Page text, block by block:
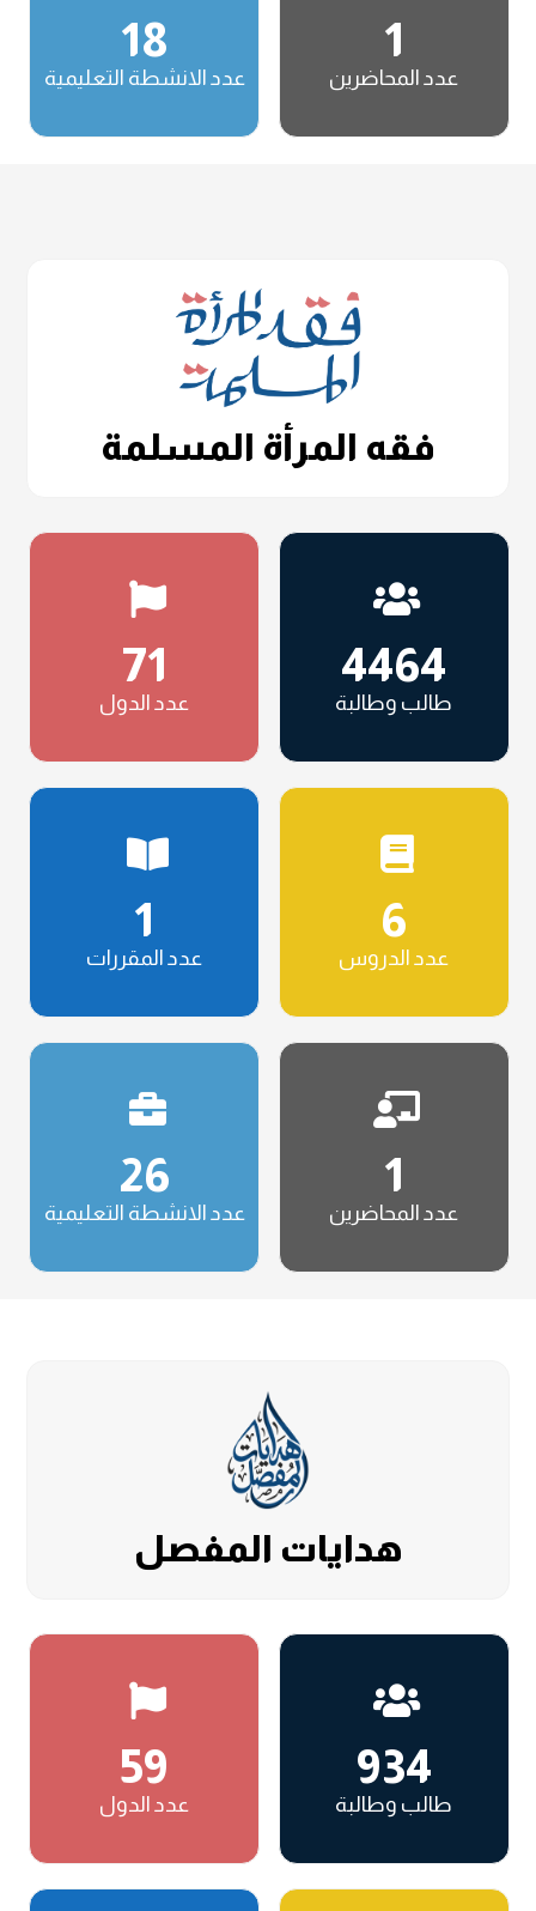
1
عدد المحاضرين
18
عدد الانشطة التعليمية
فقه المرأة المسلمة
4464
طالب وطالبة
71
عدد الدول
6
عدد الدروس
1
عدد المقررات
1
عدد المحاضرين
26
عدد الانشطة التعليمية
هدايات المفصل
934
طالب وطالبة
59
عدد الدول